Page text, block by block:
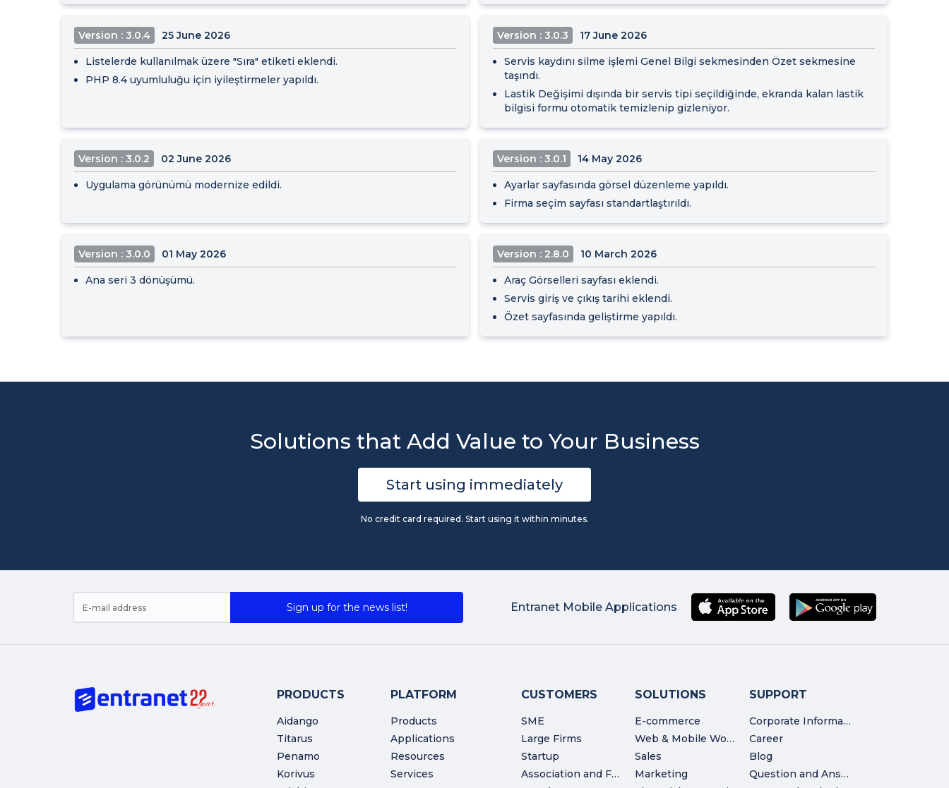
Version : 3.0.4 25 June 2026
Listelerde kullanılmak üzere "Sıra" etiketi eklendi.
PHP 8.4 uyumluluğu için iyileştirmeler yapıldı.
Version : 3.0.3 17 June 2026
Servis kaydını silme işlemi Genel Bilgi sekmesinden Özet sekmesine
taşındı.
Lastik Değişimi dışında bir servis tipi seçildiğinde, ekranda kalan lastik
bilgisi formu otomatik temizlenip gizleniyor.
Version : 3.0.2 02 June 2026
Uygulama görünümü modernize edildi.
Version : 3.0.1 14 May 2026
Ayarlar sayfasında görsel düzenleme yapıldı.
Firma seçim sayfası standartlaştırıldı.
Version : 3.0.0 01 May 2026
Ana seri 3 dönüşümü.
Version : 2.8.0 10 March 2026
Araç Görselleri sayfası eklendi.
Servis giriş ve çıkış tarihi eklendi.
Özet sayfasında geliştirme yapıldı.
Solutions that Add Value to Your Business
Start using immediately
No credit card required. Start using it within minutes.
Sign up for the news list! Entranet Mobile Applications
PRODUCTS
Aidango
Titarus
Penamo
Korivus
PLATFORM
Products
Applications
Resources
Services
CUSTOMERS
SME
Large Firms
Startup
Association and Foundation
SOLUTIONS
E-commerce
Web & Mobile Workshop
Sales
Marketing
SUPPORT
Corporate Information
Career
Blog
Question and Answer